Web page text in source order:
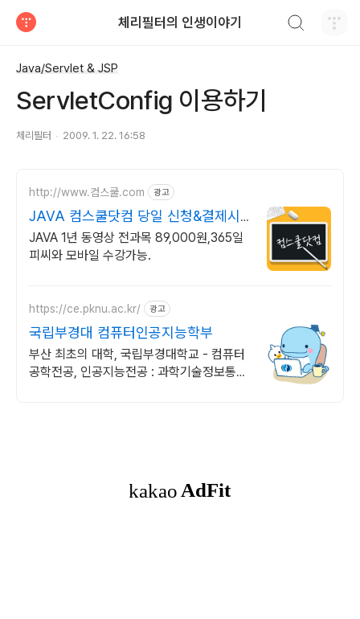
체리필터의 인생이야기
Java/Servlet & JSP
ServletConfig 이용하기
체리필터 2009. 1. 22. 16:58
http://www.컴스쿨.com 광고
JAVA 컴스쿨닷컴 당일 신청&결제시
기프티콘!
JAVA 1년 동영상 전과목 89,000원,365일
피씨와 모바일 수강가능.
https://ce.pknu.ac.kr/ 광고
국립부경대 컴퓨터인공지능학부
부산 최초의 대학, 국립부경대학교 - 컴퓨터
공학전공, 인공지능전공 : 과학기술정보통신